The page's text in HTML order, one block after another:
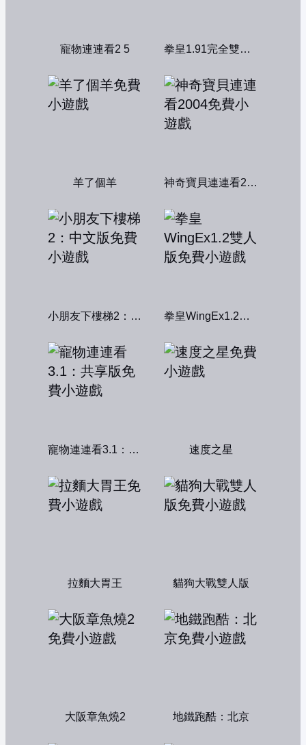
寵物連連看2 5 拳皇1.91完全雙人版
羊了個羊 神奇寶貝連連看2004
小朋友下樓梯2：中文版 拳皇WingEx1.2雙人版
寵物連連看3.1：共享版 速度之星
拉麵大胃王 貓狗大戰雙人版
大阪章魚燒2 地鐵跑酷：北京